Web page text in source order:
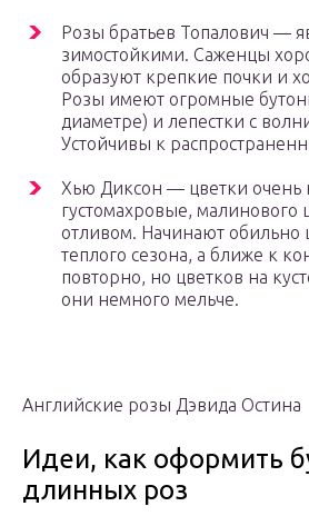
Розы братьев Топалович —
зимостойкими. Саженцы
образуют крепкие почки и
Розы имеют огромные
диаметре) и лепестки с
Устойчивы к
Хью Диксон — цветки очень
густомахровые, малинового
отливом. Начинают обильно
теплого сезона, а ближе к
повторно, но цветков на
они немного мельче.
Английские розы Дэвида Остина
Идеи, как оформить
длинных роз